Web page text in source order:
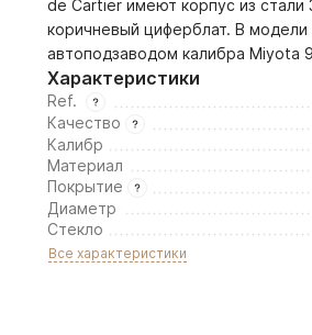
de Cartier имеют корпус из стали
коричневый циферблат. В модели
автоподзаводом калибра Miyota
Характеристики
Ref.
Качество
Калибр
Материал
Покрытие
Диаметр
Стекло
Все характеристики